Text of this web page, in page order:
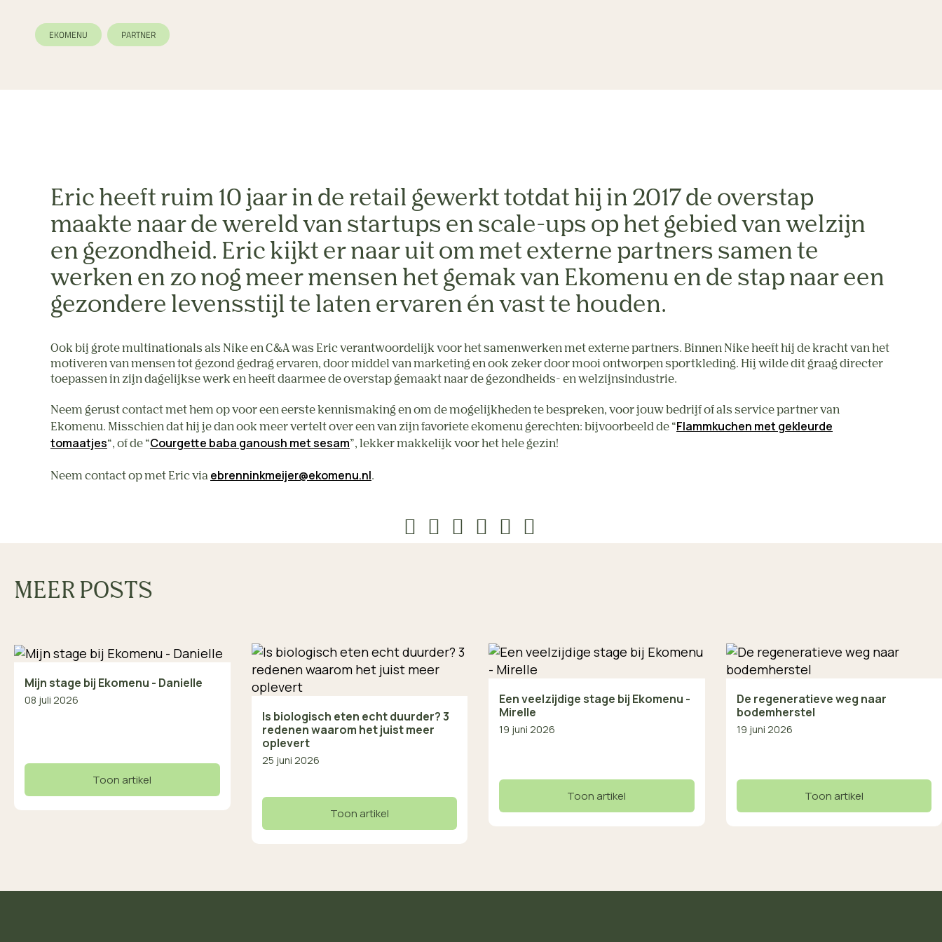
EKOMENU PARTNER
Eric heeft ruim 10 jaar in de retail gewerkt totdat hij in 2017 de overstap
maakte naar de wereld van startups en scale-ups op het gebied van welzijn
en gezondheid. Eric kijkt er naar uit om met externe partners samen te
werken en zo nog meer mensen het gemak van Ekomenu en de stap naar een
gezondere levensstijl te laten ervaren én vast te houden.
Ook bij grote multinationals als Nike en C&A was Eric verantwoordelijk voor het samenwerken met externe partners. Binnen Nike heeft hij de kracht van het
motiveren van mensen tot gezond gedrag ervaren, door middel van marketing en ook zeker door mooi ontworpen sportkleding. Hij wilde dit graag directer
toepassen in zijn dagelijkse werk en heeft daarmee de overstap gemaakt naar de gezondheids- en welzijnsindustrie.
Neem gerust contact met hem op voor een eerste kennismaking en om de mogelijkheden te bespreken, voor jouw bedrijf of als service partner van
Ekomenu. Misschien dat hij je dan ook meer vertelt over een van zijn favoriete ekomenu gerechten: bijvoorbeeld de “Flammkuchen met gekleurde
tomaatjes“, of de “Courgette baba ganoush met sesam”, lekker makkelijk voor het hele gezin!
Neem contact op met Eric via ebrenninkmeijer@ekomenu.nl.
MEER POSTS
Mijn stage bij Ekomenu - Danielle
08 juli 2026
Toon artikel
Is biologisch eten echt duurder? 3
redenen waarom het juist meer
oplevert
25 juni 2026
Toon artikel
Een veelzijdige stage bij Ekomenu -
Mirelle
19 juni 2026
Toon artikel
De regeneratieve weg naar
bodemherstel
19 juni 2026
Toon artikel